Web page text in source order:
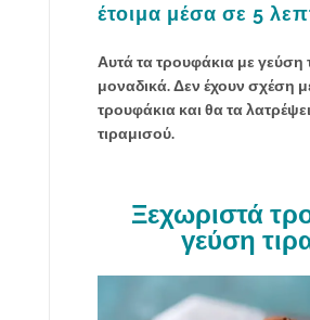
έτοιμα μέσα σε 5
Αυτά τα τρουφάκια με γεύση
μοναδικά. Δεν έχουν σχέση
τρουφάκια και θα τα
τιραμισού.
Ξεχωριστά
γεύση